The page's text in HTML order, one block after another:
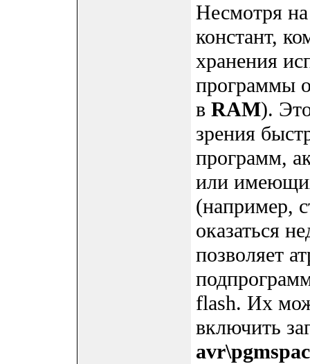
Несмотря
констант,
хранения
программы
в RAM).
зрения
программ,
или
(например,
оказаться
позволяет
flash. Их
включить